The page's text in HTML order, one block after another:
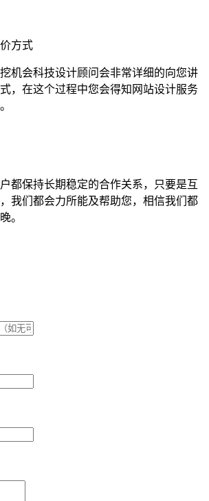
方式
机会科技设计顾问会非常详细的向您讲
，在这个过程中您会得知网站设计服务
都保持长期稳定的合作关系，只要是互
我们都会力所能及帮助您，相信我们都
。